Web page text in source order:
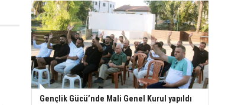
Gençlik Gücü’nde Mali Genel Kurul yapıldı